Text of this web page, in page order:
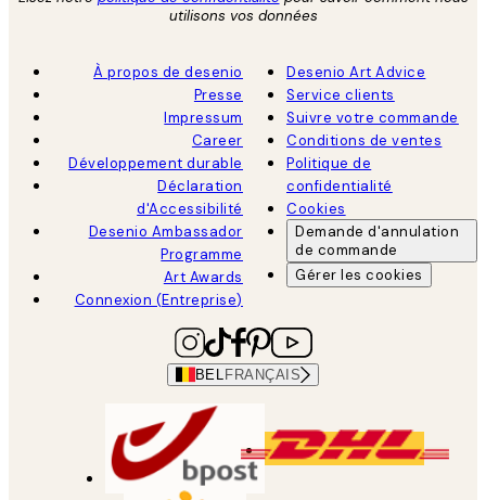
utilisons vos données
À propos de desenio
Presse
Impressum
Career
Développement durable
Déclaration
d'Accessibilité
Desenio Ambassador
Programme
Art Awards
Connexion (Entreprise)
Desenio Art Advice
Service clients
Suivre votre commande
Conditions de ventes
Politique de
confidentialité
Cookies
Demande d'annulation
de commande
Gérer les cookies
BEL FRANÇAIS